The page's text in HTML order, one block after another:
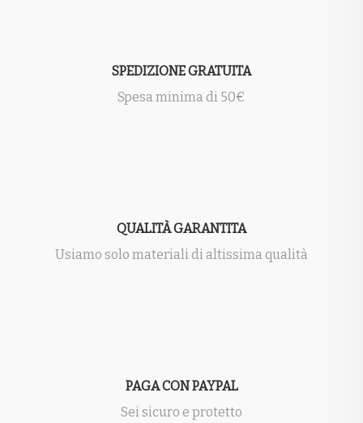
SPEDIZIONE GRATUITA
Spesa minima di 50€
QUALITÀ GARANTITA
Usiamo solo materiali di altissima qualità
PAGA CON PAYPAL
Sei sicuro e protetto